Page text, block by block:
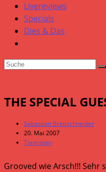
Livereviews
Specials
Dies & Das
THE SPECIAL
Beitrags-
Autor:
Sebastian Brettschneider
Beitrag
veröffentlicht:
20. Mai 2007
Beitrags-
Tonträger
Grooved wie Arsch!!! Sehr